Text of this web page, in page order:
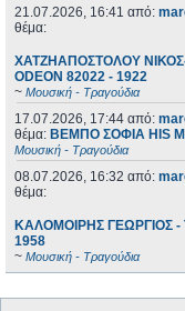
21.07.2026, 16:41 από:
θέμα:
ΧΑΤΖΗΑΠΟΣΤΟΛΟΥ ΝΙΚΟΣ-
ODEON 82022 - 1922
~ Μουσική - Τραγούδια
17.07.2026, 17:44 από:
θέμα: ΒΕΜΠΟ ΣΟΦΙΑ HIS
Μουσική - Τραγούδια
08.07.2026, 16:32 από:
θέμα:
ΚΑΛΟΜΟΙΡΗΣ ΓΕΩΡΓΙΟΣ
1958
~ Μουσική - Τραγούδια